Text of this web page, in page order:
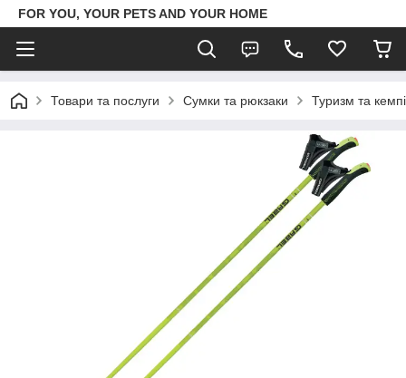
FOR YOU, YOUR PETS AND YOUR HOME
Товари та послуги Сумки та рюкзаки Туризм та